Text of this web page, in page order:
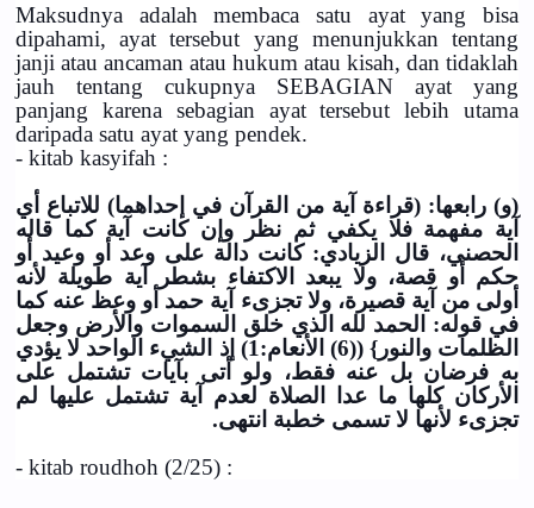
Maksudnya adalah membaca satu ayat yang bisa
dipahami, ayat tersebut yang menunjukkan tentang
janji atau ancaman atau hukum atau kisah, dan tidaklah
jauh tentang cukupnya SEBAGIAN ayat yang
panjang karena sebagian ayat tersebut lebih utama
daripada satu ayat yang pendek.
- kitab kasyifah :
(و) رابعها: (قراءة آية من القرآن في إحداهما) للاتباع أي
آية مفهمة فلا يكفي ثم نظر وإن كانت آية كما قاله
الحصني، قال الزيادي: كانت دالة على وعد أو وعيد أو
حكم أو قصة، ولا يبعد الاكتفاء بشطر آية طويلة لأنه
أولى من آية قصيرة، ولا تجزىء آية حمد أو وعظ عنه كما
في قوله: الحمد لله الذي خلق السموات والأرض وجعل
الظلمات والنور} ((6) الأنعام:1) إذ الشيء الواحد لا يؤدي
به فرضان بل عنه فقط، ولو أتى بآيات تشتمل على
الأركان كلها ما عدا الصلاة لعدم آية تشتمل عليها لم
تجزىء لأنها لا تسمى خطبة انتهى.
- kitab roudhoh (2/25) :